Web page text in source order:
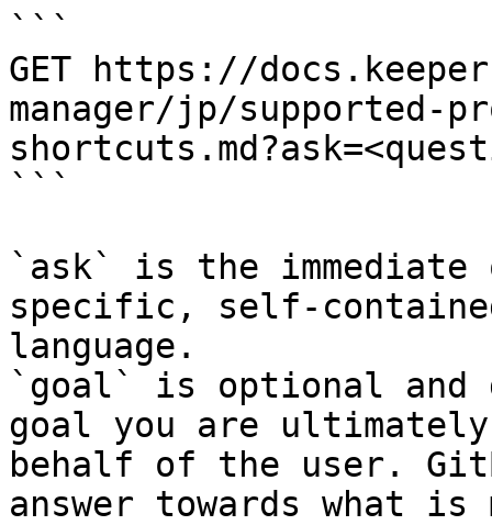
```
GET https://
manager/jp/supported-
```
`ask` is the
specific, self-
language.
`goal` is optional and
goal you are
behalf of the user.
answer towards what